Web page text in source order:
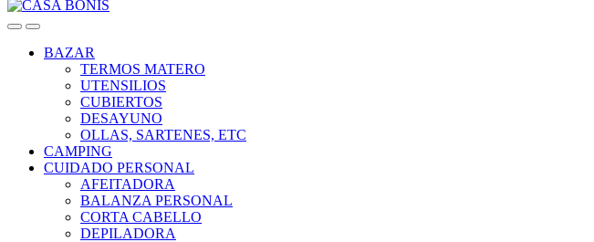
BAZAR
TERMOS MATERO
UTENSILIOS
CUBIERTOS
DESAYUNO
OLLAS, SARTENES, ETC
CAMPING
CUIDADO PERSONAL
AFEITADORA
BALANZA PERSONAL
CORTA CABELLO
DEPILADORA